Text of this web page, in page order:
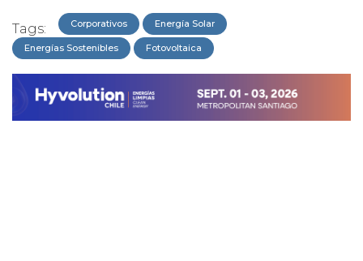
Tags: Corporativos Energía Solar
Energías Sostenibles Fotovoltaica